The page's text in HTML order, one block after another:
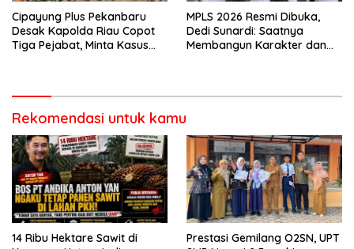
Cipayung Plus Pekanbaru
Desak Kapolda Riau Copot
Tiga Pejabat, Minta Kasus
MPLS 2026 Resmi Dibuka,
Dedi Sunardi: Saatnya
Membangun Karakter dan
Rekomendasi untuk kamu
14 Ribu Hektare Sawit di
Prestasi Gemilang O2SN, UPT